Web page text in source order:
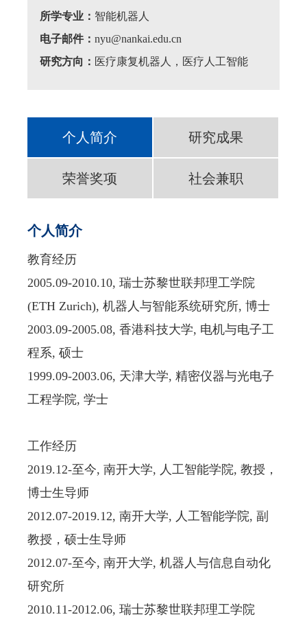
所学专业： 智能机器人
电子邮件：nyu@nankai.edu.cn
研究方向： 医疗康复机器人，医疗人工智能
个人简介 研究成果
荣誉奖项 社会兼职
个人简介
教育经历
2005.09-2010.10, 瑞士苏黎世联邦理工学院
(ETH Zurich), 机器人与智能系统研究所, 博士
2003.09-2005.08, 香港科技大学, 电机与电子工
程系, 硕士
1999.09-2003.06, 天津大学, 精密仪器与光电子
工程学院, 学士
工作经历
2019.12-至今, 南开大学, 人工智能学院, 教授，
博士生导师
2012.07-2019.12, 南开大学, 人工智能学院, 副
教授，硕士生导师
2012.07-至今, 南开大学, 机器人与信息自动化
研究所
2010.11-2012.06, 瑞士苏黎世联邦理工学院